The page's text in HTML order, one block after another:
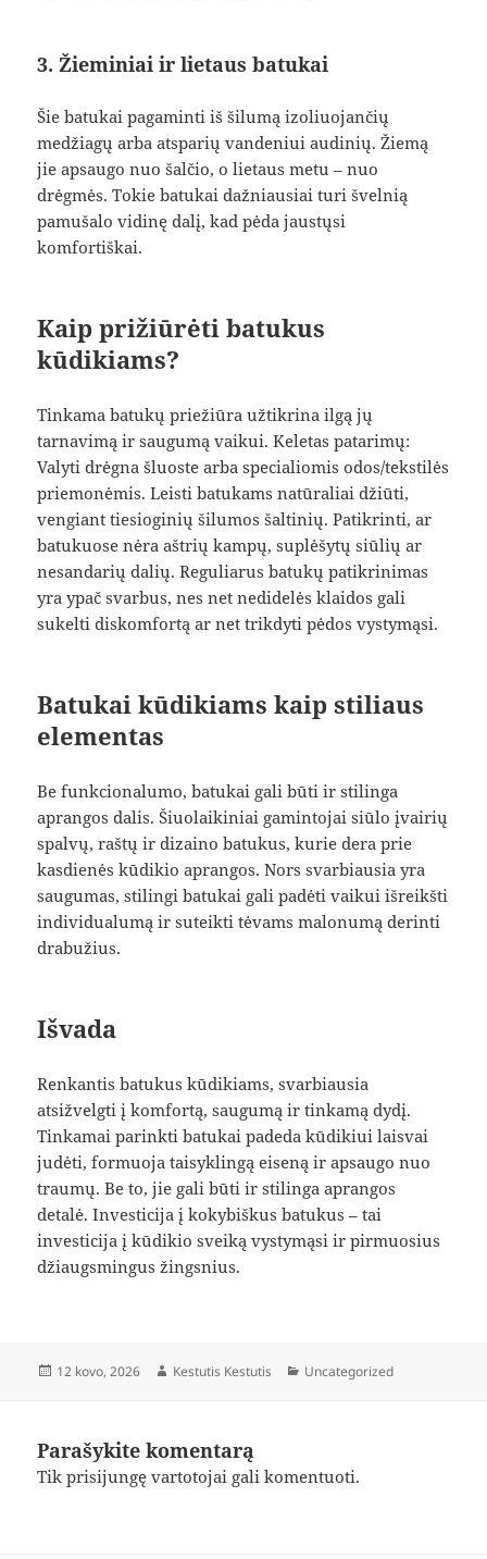
3. Žieminiai ir lietaus batukai
Šie batukai pagaminti iš šilumą izoliuojančių
medžiagų arba atsparių vandeniui audinių. Žiemą
jie apsaugo nuo šalčio, o lietaus metu – nuo
drėgmės. Tokie batukai dažniausiai turi švelnią
pamušalo vidinę dalį, kad pėda jaustųsi
komfortiškai.
Kaip prižiūrėti batukus
kūdikiams?
Tinkama batukų priežiūra užtikrina ilgą jų
tarnavimą ir saugumą vaikui. Keletas patarimų:
Valyti drėgna šluoste arba specialiomis odos/tekstilės
priemonėmis. Leisti batukams natūraliai džiūti,
vengiant tiesioginių šilumos šaltinių. Patikrinti, ar
batukuose nėra aštrių kampų, suplėšytų siūlių ar
nesandarių dalių. Reguliarus batukų patikrinimas
yra ypač svarbus, nes net nedidelės klaidos gali
sukelti diskomfortą ar net trikdyti pėdos vystymąsi.
Batukai kūdikiams kaip stiliaus
elementas
Be funkcionalumo, batukai gali būti ir stilinga
aprangos dalis. Šiuolaikiniai gamintojai siūlo įvairių
spalvų, raštų ir dizaino batukus, kurie dera prie
kasdienės kūdikio aprangos. Nors svarbiausia yra
saugumas, stilingi batukai gali padėti vaikui išreikšti
individualumą ir suteikti tėvams malonumą derinti
drabužius.
Išvada
Renkantis batukus kūdikiams, svarbiausia
atsižvelgti į komfortą, saugumą ir tinkamą dydį.
Tinkamai parinkti batukai padeda kūdikiui laisvai
judėti, formuoja taisyklingą eiseną ir apsaugo nuo
traumų. Be to, jie gali būti ir stilinga aprangos
detalė. Investicija į kokybiškus batukus – tai
investicija į kūdikio sveiką vystymąsi ir pirmuosius
džiaugsmingus žingsnius.
Paskelbta
12 kovo, 2026 Autorius
Kestutis Kestutis Kategorijos
Uncategorized
Parašykite komentarą
Tikprisijungę vartotojai gali komentuoti.